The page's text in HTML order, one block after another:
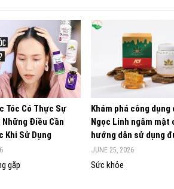
Tóc Có Thực Sự
Những Điều Cần
Khi Sử Dụng
gặp
Khám phá công dụng
Ngọc Linh ngâm mật
hướng dẫn sử dụng
JUNE 25, 2026
Sức khỏe